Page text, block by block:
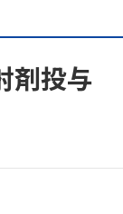
剤投与